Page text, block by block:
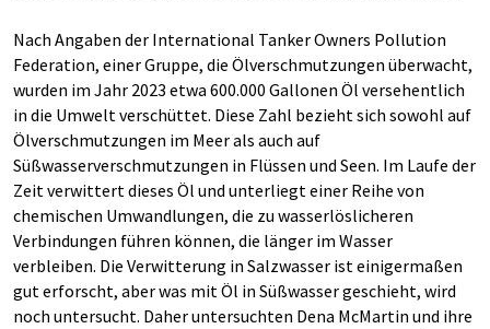
Nach Angaben der International Tanker Owners Pollution
Federation, einer Gruppe, die Ölverschmutzungen überwacht,
wurden im Jahr 2023 etwa 600.000 Gallonen Öl versehentlich
in die Umwelt verschüttet. Diese Zahl bezieht sich sowohl auf
Ölverschmutzungen im Meer als auch auf
Süßwasserverschmutzungen in Flüssen und Seen. Im Laufe der
Zeit verwittert dieses Öl und unterliegt einer Reihe von
chemischen Umwandlungen, die zu wasserlöslicheren
Verbindungen führen können, die länger im Wasser
verbleiben. Die Verwitterung in Salzwasser ist einigermaßen
gut erforscht, aber was mit Öl in Süßwasser geschieht, wird
noch untersucht. Daher untersuchten Dena McMartin und ihre